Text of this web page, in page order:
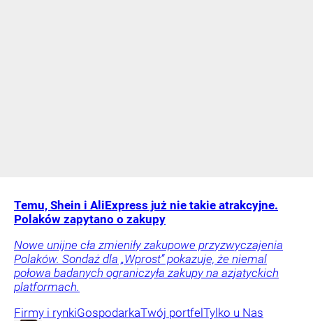
Temu, Shein i AliExpress już nie takie atrakcyjne.
Polaków zapytano o zakupy
Nowe unijne cła zmieniły zakupowe przyzwyczajenia
Polaków. Sondaż dla „Wprost” pokazuje, że niemal
połowa badanych ograniczyła zakupy na azjatyckich
platformach.
Firmy i rynkiGospodarkaTwój portfelTylko u Nas